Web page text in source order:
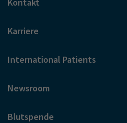
Karriere
International Patients
Newsroom
Blutspende